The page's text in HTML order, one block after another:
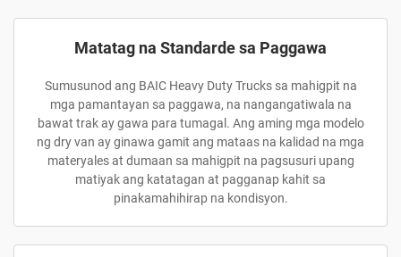
Matatag na Standarde sa Paggawa
Sumusunod ang BAIC Heavy Duty Trucks sa mahigpit na
mga pamantayan sa paggawa, na nangangatiwala na
bawat trak ay gawa para tumagal. Ang aming mga modelo
ng dry van ay ginawa gamit ang mataas na kalidad na mga
materyales at dumaan sa mahigpit na pagsusuri upang
matiyak ang katatagan at pagganap kahit sa
pinakamahihirap na kondisyon.